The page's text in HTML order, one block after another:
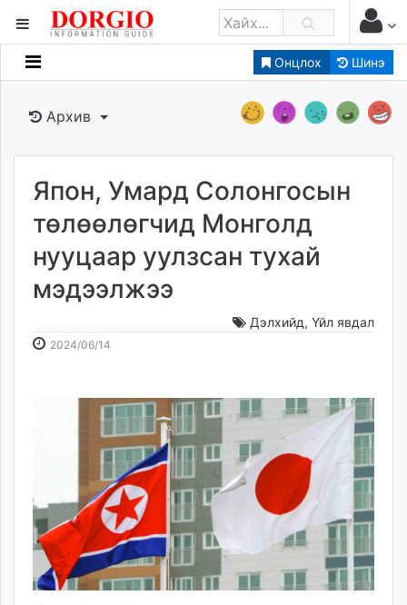
Онцлох Шинэ
Мэдээллийн
Банк санхүү
Бизнес ААН
Төрийн
Нийслэлийн
dorgio.mn
Gogo.mn
caak.mn
news.mn
zindaa.mn
24tsag.mn
shuud.mn
eagle.mn
ergelt.mn
Архив
Япон, Умард Солонгосын
төлөөлөгчид Монголд
нууцаар уулзсан тухай
мэдээлжээ
Дэлхийд, Үйл явдал
2024/06/14
09:04:02
20:48:54